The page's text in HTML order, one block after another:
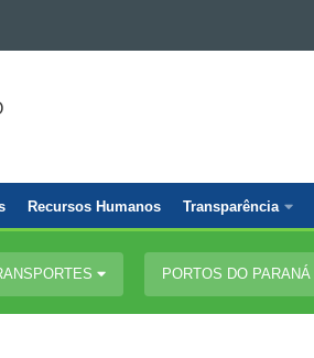
Recursos Humanos Transparência
PORTOS DO PARANÁ